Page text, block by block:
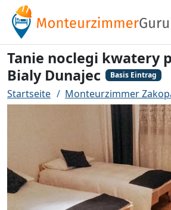
Tanie noclegi kwatery
Bialy Dunajec
Basis Eintrag
Startseite Monteurzimmer